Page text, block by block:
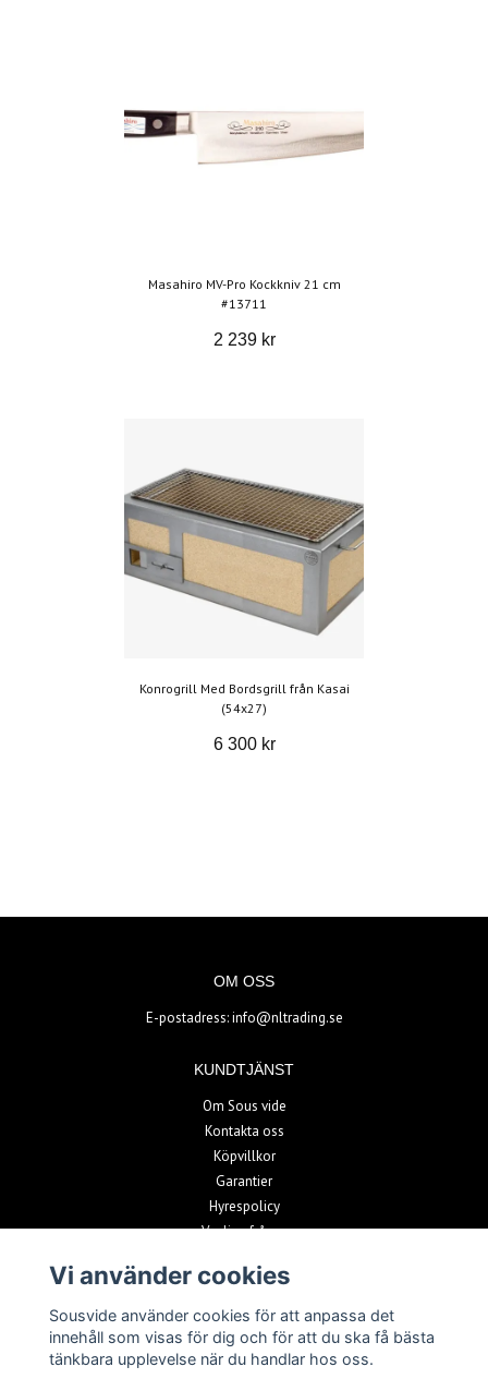
Masahiro MV-Pro Kockkniv 21 cm
#13711
2 239 kr
Konrogrill Med Bordsgrill från Kasai
(54x27)
6 300 kr
OM OSS
E-postadress:info@nltrading.se
KUNDTJÄNST
Om Sous vide
Kontakta oss
Köpvillkor
Garantier
Hyrespolicy
Vanliga frågor
Vi använder cookies
Sousvide använder cookies för att anpassa det
innehåll som visas för dig och för att du ska få bästa
tänkbara upplevelse när du handlar hos oss.